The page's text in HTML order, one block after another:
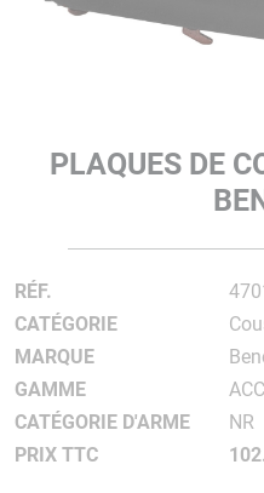
PLAQUES DE
RÉF.
CATÉGORIE
MARQUE
GAMME
CATÉGORIE D'ARME
NR
PRIX TTC